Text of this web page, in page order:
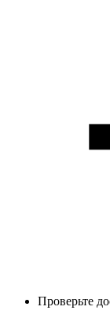
Проверьте